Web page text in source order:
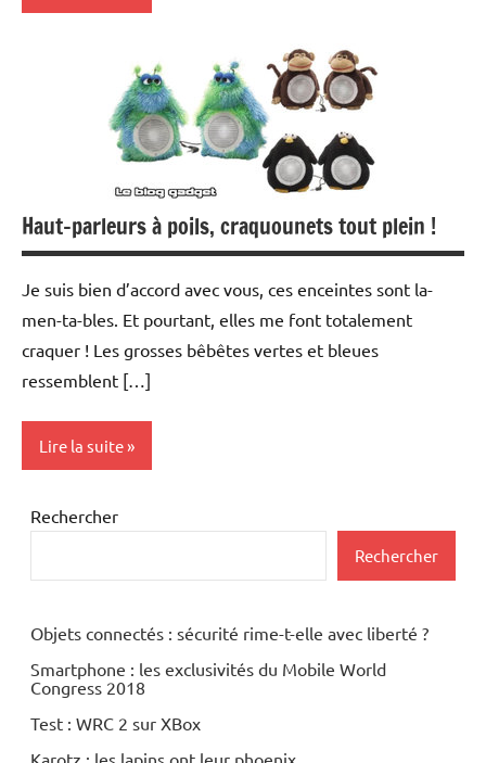
Haut-parleurs à poils, craquounets tout plein !
Je suis bien d’accord avec vous, ces enceintes sont la-
men-ta-bles. Et pourtant, elles me font totalement
craquer ! Les grosses bêbêtes vertes et bleues
ressemblent […]
Lire la suite
Hi-
Fi
MP3
Periphériques
Rechercher
Rechercher
Objets connectés : sécurité rime-t-elle avec liberté ?
Smartphone : les exclusivités du Mobile World
Congress 2018
Test : WRC 2 sur XBox
Karotz : les lapins ont leur phoenix